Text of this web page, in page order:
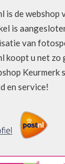
is de webshop
is
van
koopt u net zo
Keurmerk
en service!